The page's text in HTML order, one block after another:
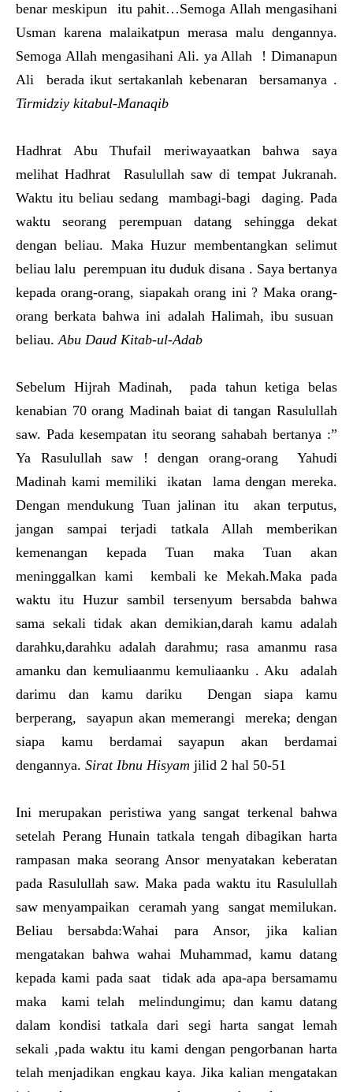
benar meskipun itu pahit…Semoga Allah mengasihani
Usman karena malaikatpun merasa malu dengannya.
Semoga Allah mengasihani Ali. ya Allah ! Dimanapun
Ali berada ikut sertakanlah kebenaran bersamanya .
Tirmidziy kitabul-Manaqib
Hadhrat Abu Thufail meriwayaatkan bahwa saya
melihat Hadhrat Rasulullah saw di tempat Jukranah.
Waktu itu beliau sedang mambagi-bagi daging. Pada
waktu seorang perempuan datang sehingga dekat
dengan beliau. Maka Huzur membentangkan selimut
beliau lalu perempuan itu duduk disana . Saya bertanya
kepada orang-orang, siapakah orang ini ? Maka orang-
orang berkata bahwa ini adalah Halimah, ibu susuan
beliau.Abu Daud Kitab-ul-Adab
Sebelum Hijrah Madinah, pada tahun ketiga belas
kenabian 70 orang Madinah baiat di tangan Rasulullah
saw. Pada kesempatan itu seorang sahabah bertanya :”
Ya Rasulullah saw ! dengan orang-orang Yahudi
Madinah kami memiliki ikatan lama dengan mereka.
Dengan mendukung Tuan jalinan itu akan terputus,
jangan sampai terjadi tatkala Allah memberikan
kemenangan kepada Tuan maka Tuan akan
meninggalkan kami kembali ke Mekah.Maka pada
waktu itu Huzur sambil tersenyum bersabda bahwa
sama sekali tidak akan demikian,darah kamu adalah
darahku,darahku adalah darahmu; rasa amanmu rasa
amanku dan kemuliaanmu kemuliaanku . Aku adalah
darimu dan kamu dariku Dengan siapa kamu
berperang, sayapun akan memerangi mereka; dengan
siapa kamu berdamai sayapun akan berdamai
dengannya. Sirat Ibnu Hisyam jilid 2 hal 50-51
Ini merupakan peristiwa yang sangat terkenal bahwa
setelah Perang Hunain tatkala tengah dibagikan harta
rampasan maka seorang Ansor menyatakan keberatan
pada Rasulullah saw. Maka pada waktu itu Rasulullah
saw menyampaikan ceramah yang sangat memilukan.
Beliau bersabda:Wahai para Ansor, jika kalian
mengatakan bahwa wahai Muhammad, kamu datang
kepada kami pada saat tidak ada apa-apa bersamamu
maka kami telah melindungimu; dan kamu datang
dalam kondisi tatkala dari segi harta sangat lemah
sekali ,pada waktu itu kami dengan pengorbanan harta
telah menjadikan engkau kaya. Jika kalian mengatakan